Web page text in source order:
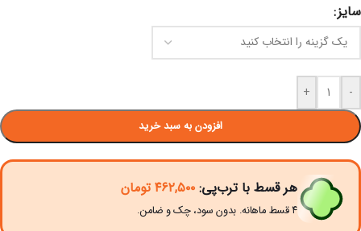
سایز
-
+
افزودن به سبد خرید
هر قسط با ترب‌پی: ۴۶۲,۵۰۰ تومان
۴ قسط ماهانه. بدون سود، چک و ضامن.